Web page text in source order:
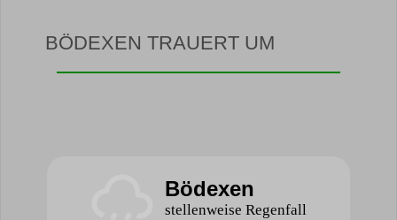
BÖDEXEN TRAUERT UM
Bödexen
stellenweise Regenfall